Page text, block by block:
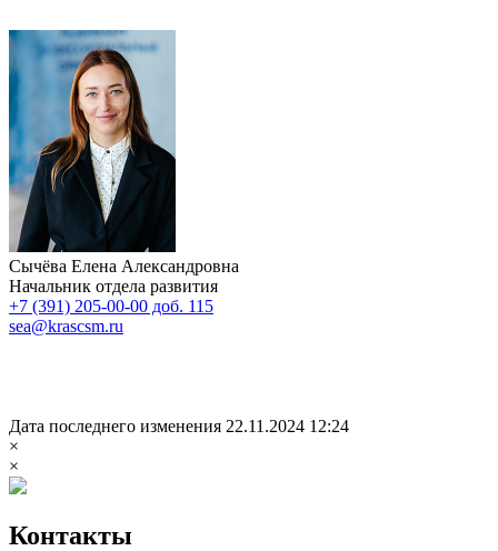
Сычёва Елена Александровна
Начальник отдела развития
+7 (391) 205-00-00 доб. 115
sea@krascsm.ru
Дата последнего изменения 22.11.2024 12:24
×
×
Контакты